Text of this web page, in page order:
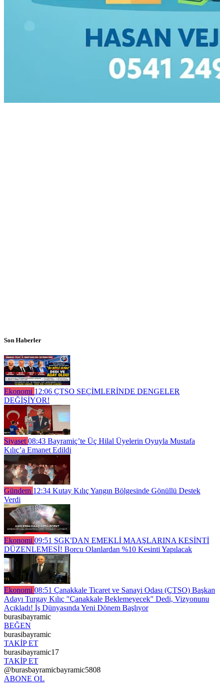
Son Haberler
Ekonomi 12:06 ÇTSO SEÇİMLERİNDE DENGELER
DEĞİŞİYOR!
Siyaset 08:43 Bayramiç’te Üç Hilal Üyelerin Oyuyla Mustafa
Kılıç’a Emanet Edildi
Gündem 12:34 Kutay Kılıç Yangın Bölgesinde Gönüllü Destek
Verdi
Ekonomi 09:51 SGK'DAN EMEKLİ MAAŞLARINA KESİNTİ
DÜZENLEMESİ! Borcu Olanlardan %10 Kesinti Yapılacak
Ekonomi 08:51 Çanakkale Ticaret ve Sanayi Odası (ÇTSO) Başkan
Adayı Turgay Kılıç "Çanakkale Beklemeyecek" Dedi, Vizyonunu
Açıkladı! İş Dünyasında Yeni Dönem Başlıyor
burasibayramic
BEĞEN
burasibayramic
TAKİP ET
burasibayramic17
TAKİP ET
@burasbayramicbayramic5808
ABONE OL